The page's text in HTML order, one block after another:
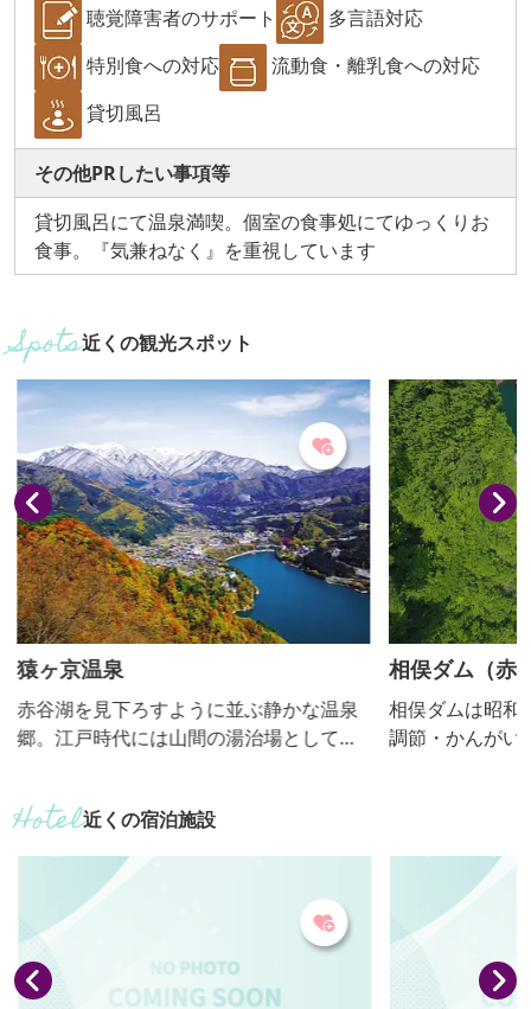
聴覚障害者のサポート
多言語対応
特別食への対応
流動食・離乳食への対応
貸切風呂
その他PRしたい事項等
貸切風呂にて温泉満喫。個室の食事処にてゆっくりお
食事。『気兼ねなく』を重視しています
近くの観光スポット
猿ヶ京温泉
赤谷湖を見下ろすように並ぶ静かな温泉
郷。江戸時代には山間の湯治場として賑
で湯量豊富な温泉は、肌に潤いをもたら
す化粧水のような硫酸塩泉でしっとり保
湿し、塩の成分が肌にベールのように皮
膜をつくりポカポカと温まりが持続する
美人の湯です。
相俣ダム（赤
相俣ダムは昭和
調節・かんがい
湖畔には公園や
道も整備され
います。ダム
り、ダム建設工
しているほか
テストの作品
近くの宿泊施設